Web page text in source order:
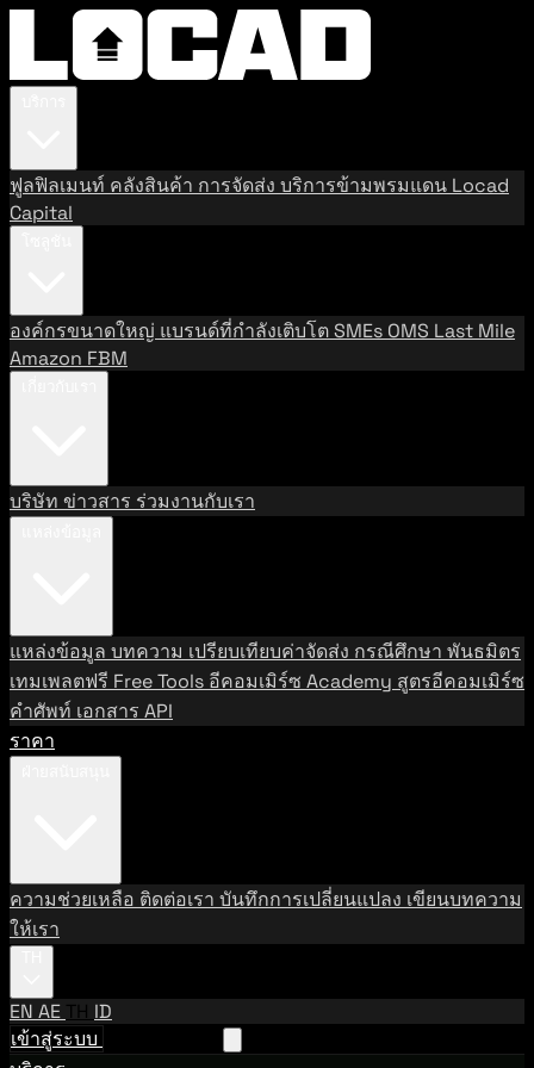
ฟูลฟิลเมนท์ คลังสินค้า การจัดส่ง บริการข้ามพรมแดน Locad
Capital
องค์กรขนาดใหญ่ แบรนด์ที่กำลังเติบโตSMEs OMS Last Mile
Amazon FBM
บริษัท ข่าวสาร ร่วมงานกับเรา
แหล่งข้อมูล บทความ เปรียบเทียบค่าจัดส่ง กรณีศึกษา พันธมิตร
เทมเพลตฟรี Free Tools อีคอมเมิร์ซ Academy สูตรอีคอมเมิร์ซ
คำศัพท์ เอกสาร API
ราคา
ความช่วยเหลือ ติดต่อเรา บันทึกการเปลี่ยนแปลง เขียนบทความ
ให้เรา
EN AE TH ID
เข้าสู่ระบบ